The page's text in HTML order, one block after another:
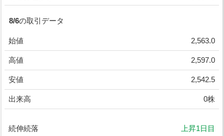
8/6の取引データ
始値 2,563.0
高値 2,597.0
安値 2,542.5
出来高 0株
続伸続落 上昇1日目